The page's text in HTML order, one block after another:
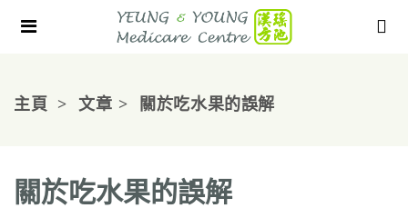
主頁 文章 關於吃水果的誤解
關於吃水果的誤解